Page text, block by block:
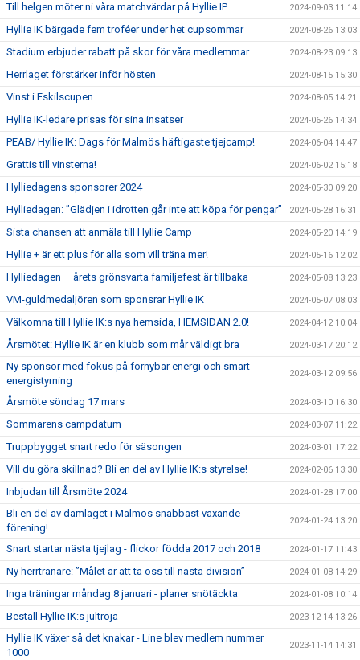
Till helgen möter ni våra matchvärdar på Hyllie IP 2024-09-03 11:14
Hyllie IK bärgade fem troféer under het cupsommar 2024-08-26 13:03
Stadium erbjuder rabatt på skor för våra medlemmar 2024-08-23 09:13
Herrlaget förstärker inför hösten 2024-08-15 15:30
Vinst i Eskilscupen 2024-08-05 14:21
Hyllie IK-ledare prisas för sina insatser 2024-06-26 14:34
PEAB/ Hyllie IK: Dags för Malmös häftigaste tjejcamp! 2024-06-04 14:47
Grattis till vinsterna! 2024-06-02 15:18
Hylliedagens sponsorer 2024 2024-05-30 09:20
Hylliedagen: ”Glädjen i idrotten går inte att köpa för pengar” 2024-05-28 16:31
Sista chansen att anmäla till Hyllie Camp 2024-05-20 14:19
Hyllie + är ett plus för alla som vill träna mer! 2024-05-16 12:02
Hylliedagen – årets grönsvarta familjefest är tillbaka 2024-05-08 13:23
VM-guldmedaljören som sponsrar Hyllie IK 2024-05-07 08:03
Välkomna till Hyllie IK:s nya hemsida, HEMSIDAN 2.0! 2024-04-12 10:04
Årsmötet: Hyllie IK är en klubb som mår väldigt bra 2024-03-17 20:12
Ny sponsor med fokus på förnybar energi och smart
energistyrning
2024-03-12 09:56
Årsmöte söndag 17 mars 2024-03-10 16:30
Sommarens campdatum 2024-03-07 11:22
Truppbygget snart redo för säsongen 2024-03-01 17:22
Vill du göra skillnad? Bli en del av Hyllie IK:s styrelse! 2024-02-06 13:30
Inbjudan till Årsmöte 2024 2024-01-28 17:00
Bli en del av damlaget i Malmös snabbast växande
förening!
2024-01-24 13:20
Snart startar nästa tjejlag - flickor födda 2017 och 2018 2024-01-17 11:43
Ny herrtränare: ”Målet är att ta oss till nästa division” 2024-01-08 14:29
Inga träningar måndag 8 januari - planer snötäckta 2024-01-08 10:14
Beställ Hyllie IK:s jultröja 2023-12-14 13:26
Hyllie IK växer så det knakar - Line blev medlem nummer
1000
2023-11-14 14:31